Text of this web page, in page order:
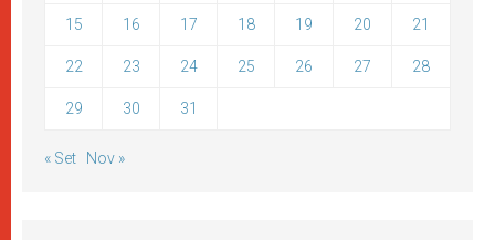
15 16 17 18 19 20 21
22 23 24 25 26 27 28
29 30 31
« Set Nov »